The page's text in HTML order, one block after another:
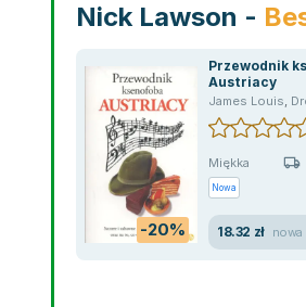
Nick Lawson -
-20%
Przewodnik
Austriacy
James Louis,
Miękka
Nowa
18.32 zł nowa